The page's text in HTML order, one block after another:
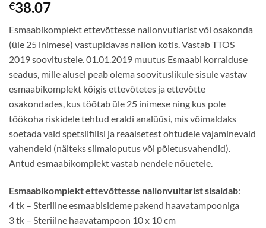
€38.07
Esmaabikomplekt ettevõttesse nailonvutlarist või osakonda
(üle 25 inimese) vastupidavas nailon kotis. Vastab TTOS
2019 soovitustele. 01.01.2019 muutus Esmaabi korralduse
seadus, mille alusel peab olema soovituslikule sisule vastav
esmaabikomplekt kõigis ettevõtetes ja ettevõtte
osakondades, kus töötab üle 25 inimese ning kus pole
töökoha riskidele tehtud eraldi analüüsi, mis võimaldaks
soetada vaid spetsiifilisi ja reaalsetest ohtudele vajaminevaid
vahendeid (näiteks silmaloputus või põletusvahendid).
Antud esmaabikomplekt vastab nendele nõuetele.
Esmaabikomplekt ettevõttesse nailonvultarist sisaldab:
4 tk – Steriilne esmaabisideme pakend haavatampooniga
3 tk – Steriilne haavatampoon 10 x 10 cm